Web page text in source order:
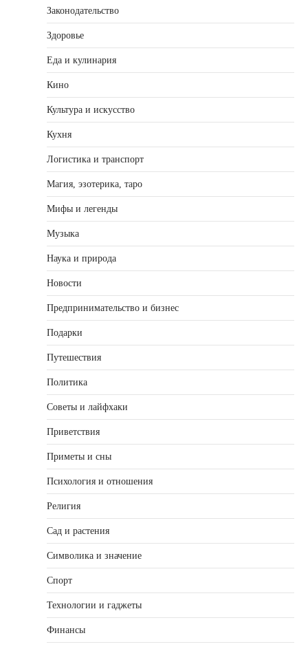
Законодательство
Здоровье
Еда и кулинария
Кино
Культура и искусство
Кухня
Логистика и транспорт
Магия, эзотерика, таро
Мифы и легенды
Музыка
Наука и природа
Новости
Предпринимательство и бизнес
Подарки
Путешествия
Политика
Советы и лайфхаки
Приветствия
Приметы и сны
Психология и отношения
Религия
Сад и растения
Символика и значение
Спорт
Технологии и гаджеты
Финансы